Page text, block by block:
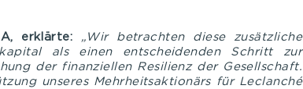
erklärte:
„Wir betrachten diese zusätzliche
als einen entscheidenden Schritt zur
der finanziellen Resilienz der Gesellschaft.
unseres Mehrheitsaktionärs für Leclanché